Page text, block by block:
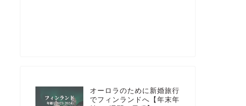
オーロラのために新婚旅行
でフィンランドへ【年末年